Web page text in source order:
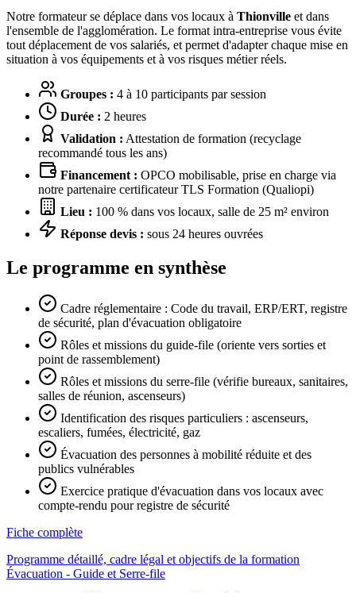
Notre formateur se déplace dans vos locaux à Thionville et dans
l'ensemble de l'agglomération. Le format intra-entreprise vous évite
tout déplacement de vos salariés, et permet d'adapter chaque mise en
situation à vos équipements et à vos risques métier réels.
Groupes : 4 à 10 participants par session
Durée : 2 heures
Validation : Attestation de formation (recyclage
recommandé tous les ans)
Financement : OPCO mobilisable, prise en charge via
notre partenaire certificateur TLS Formation (Qualiopi)
Lieu : 100 % dans vos locaux, salle de 25 m² environ
Réponse devis : sous 24 heures ouvrées
Le programme en synthèse
Cadre réglementaire : Code du travail, ERP/ERT, registre
de sécurité, plan d'évacuation obligatoire
Rôles et missions du guide-file (oriente vers sorties et
point de rassemblement)
Rôles et missions du serre-file (vérifie bureaux, sanitaires,
salles de réunion, ascenseurs)
Identification des risques particuliers : ascenseurs,
escaliers, fumées, électricité, gaz
Évacuation des personnes à mobilité réduite et des
publics vulnérables
Exercice pratique d'évacuation dans vos locaux avec
compte-rendu pour registre de sécurité
Fiche complète
Programme détaillé, cadre légal et objectifs de la formation
Évacuation - Guide et Serre-file